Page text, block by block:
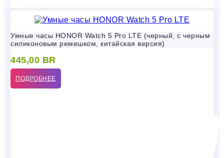
Умные часы HONOR Watch 5 Pro LTE (черный, с черным
силиконовым ремешком, китайская версия)
445,00 BR
ПОДРОБНЕЕ